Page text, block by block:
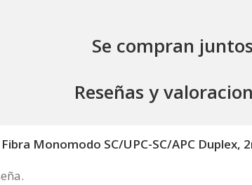
Se compran juntos
Reseñas y
Monomodo SC/UPC-SC/APC Duplex,